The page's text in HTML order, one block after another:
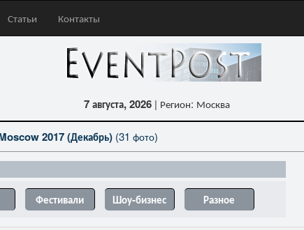
Статьи Контакты
7 августа, 2026 | Регион: Москва
2017 (Декабрь)(31 фото)
Фестивали Шоу-бизнес Разное